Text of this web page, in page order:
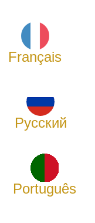
Français
Русский
Português